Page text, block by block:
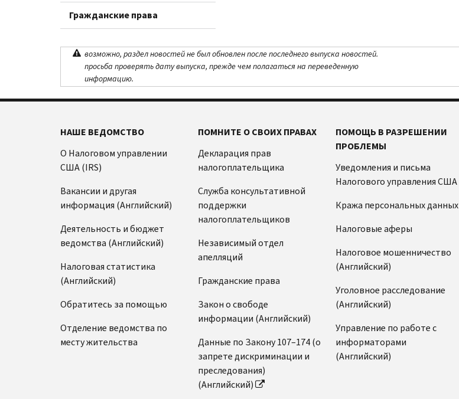
Гражданские права
возможно, раздел новостей не был обновлен после последнего выпуска новостей.
просьба проверять дату выпуска, прежде чем полагаться на переведенную
информацию.
НАШЕ ВЕДОМСТВО
О Налоговом управлении
США (IRS)
Вакансии и другая
информация (Английский)
Деятельность и бюджет
ведомства (Английский)
Налоговая статистика
(Английский)
Обратитесь за помощью
Отделение ведомства по
месту жительства
ПОМНИТЕ О СВОИХ ПРАВАХ
Декларация прав
налогоплательщика
Служба консультативной
поддержки
налогоплательщиков
Независимый отдел
апелляций
Гражданские права
Закон о свободе
информации (Английский)
Данные по Закону 107–174 (о
запрете дискриминации и
преследования)
(Английский)
ПОМОЩЬ В РАЗРЕШЕНИИ
ПРОБЛЕМЫ
Уведомления и письма
Налогового управления США
Кража персональных данных
Налоговые аферы
Налоговое мошенничество
(Английский)
Уголовное расследование
(Английский)
Управление по работе с
информаторами
(Английский)